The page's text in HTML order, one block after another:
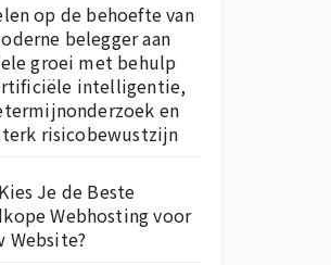
op de behoefte van
belegger aan
groei met behulp
intelligentie,
en
risicobewustzijn
Je de Beste
Webhosting voor
Website?